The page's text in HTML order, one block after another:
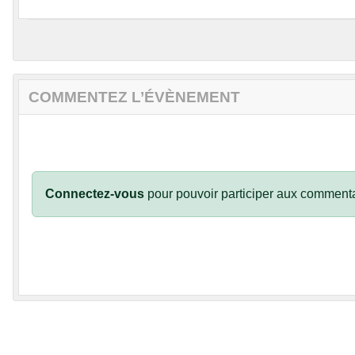
COMMENTEZ L’ÉVÈNEMENT
Connectez-vous pour pouvoir participer aux